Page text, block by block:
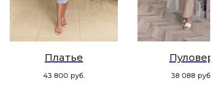
Платье
43 800 руб.
Пуловер
38 088 руб.
Хотите быть в курсе всех новинок
и акций, подпишитесь на email рассылку
Ваш e-mail